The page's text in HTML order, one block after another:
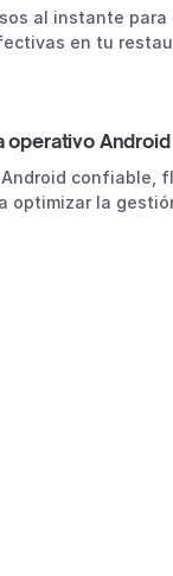
al instante para
en tu
operativo Android
confiable,
optimizar la